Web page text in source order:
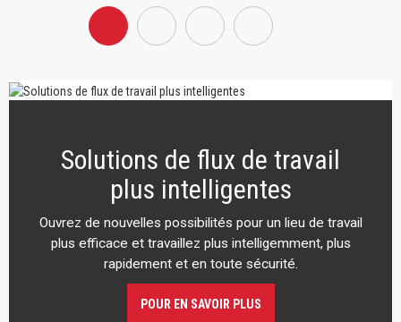
Solutions de flux de travail
plus intelligentes
Ouvrez de nouvelles possibilités pour un lieu de travail
plus efficace et travaillez plus intelligemment, plus
rapidement et en toute sécurité.
POUR EN SAVOIR PLUS